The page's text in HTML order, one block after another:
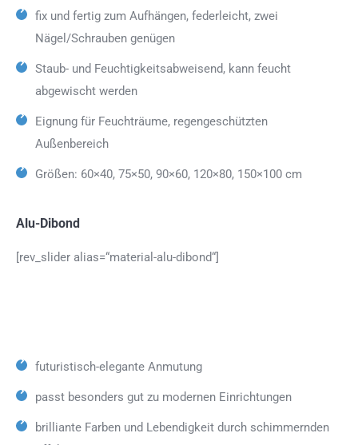
fix und fertig zum Aufhängen, federleicht, zwei
Nägel/Schrauben genügen
Staub- und Feuchtigkeitsabweisend, kann feucht
abgewischt werden
Eignung für Feuchträume, regengeschützten
Außenbereich
Größen: 60×40, 75×50, 90×60, 120×80, 150×100 cm
Alu-Dibond
[rev_slider alias=“material-alu-dibond“]
futuristisch-elegante Anmutung
passt besonders gut zu modernen Einrichtungen
brilliante Farben und Lebendigkeit durch schimmernden